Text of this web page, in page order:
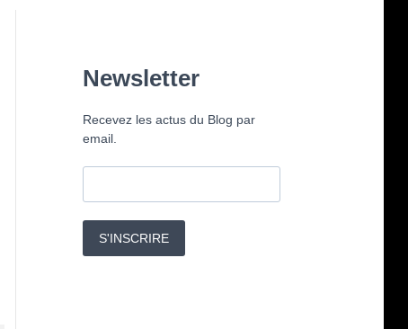
Newsletter
Recevez les actus du Blog par
email.
S'INSCRIRE